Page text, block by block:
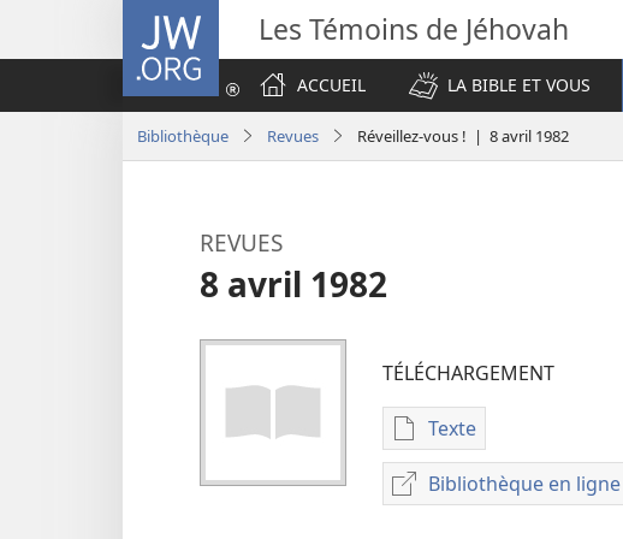
JW.ORG Les Témoins de Jéhovah
ACCUEIL
LA BIBLE ET VOUS
Bibliothèque Revues Réveillez-vous ! | 8 avril 1982
REVUES
8 avril 1982
TÉLÉCHARGEMENT
Texte
Options
de
téléchargement
Bibliothèque en ligne
Bibliothèque